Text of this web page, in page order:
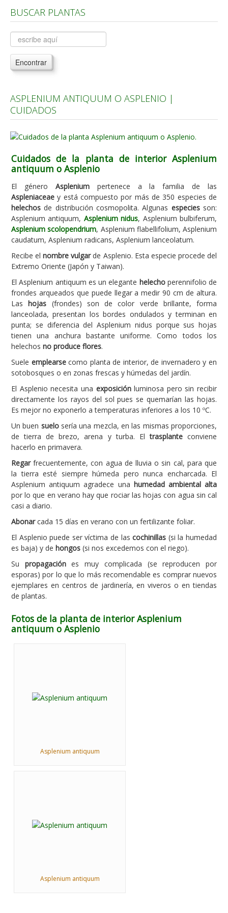
Árboles, Cicas y Palmeras de la G a la Z
Plantas Anuales y Perennes
Plantas Bulbosas y Acuáticas
Plantas de Interior
Plantas Aromáticas y de Huerto
Plantas Carnívoras y Orquídeas
Consejos
Hemisferio Norte
Hemisferio Sur
Enfermedades
Animales
Hongos
Carencias
Fotos
Flores y Plantas
Árboles y Palmeras
Arbustos y Trepadoras
Cactus y Suculentas
BUSCAR PLANTAS
Encontrar
ASPLENIUM ANTIQUUM O ASPLENIO |
CUIDADOS
Cuidados de la planta de interior Asplenium
antiquum o Asplenio
El género Aspleniumpertenece a la familia de las
Aspleniaceae y está compuesto por más de 350 especies de
helechos de distribución cosmopolita. Algunas especiesson:
Asplenium antiquum, Asplenium nidus, Asplenium bulbiferum,
Asplenium scolopendrium, Asplenium flabellifolium, Asplenium
caudatum, Asplenium radicans, Asplenium lanceolatum.
Recibe elnombre vulgarde Asplenio. Esta especie procede del
Extremo Oriente (Japón y Taiwan).
El Asplenium antiquum es un elegante helechoperennifolio de
frondes arqueados que puede llegar a medir 90 cm de altura.
Lashojas (frondes) son de color verde brillante, forma
lanceolada, presentan los bordes ondulados y terminan en
punta; se diferencia del Asplenium nidus porque sus hojas
tienen una anchura bastante uniforme. Como todos los
helechos no produce flores.
Suele emplearsecomo planta de interior, de invernadero y en
sotobosques o en zonas frescas y húmedas del jardín.
El Asplenio necesita una exposiciónluminosa pero sin recibir
directamente los rayos del sol pues se quemarían las hojas.
Es mejor no exponerlo a temperaturas inferiores a los 10 ºC.
Un buen suelosería una mezcla, en las mismas proporciones,
de tierra de brezo, arena y turba. Eltrasplanteconviene
hacerlo en primavera.
Regarfrecuentemente, con agua de lluvia o sin cal, para que
la tierra esté siempre húmeda pero nunca encharcada. El
Asplenium antiquum agradece una humedad ambiental alta
por lo que en verano hay que rociar las hojas con agua sin cal
casi a diario.
Abonarcada 15 días en verano con un fertilizante foliar.
El Asplenio puede ser víctima de lascochinillas (si la humedad
es baja) y de hongos (si nos excedemos con el riego).
Su propagaciónes muy complicada (se reproducen por
esporas) por lo que lo más recomendable es comprar nuevos
ejemplares en centros de jardinería, en viveros o en tiendas
de plantas.
Fotos de la planta de interior Asplenium
antiquum o Asplenio
Asplenium antiquum
Asplenium antiquum